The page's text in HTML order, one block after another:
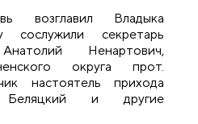
возглавил Владыка
сослужили секретарь
Ненартович,
округа прот.
настоятель прихода
и другие